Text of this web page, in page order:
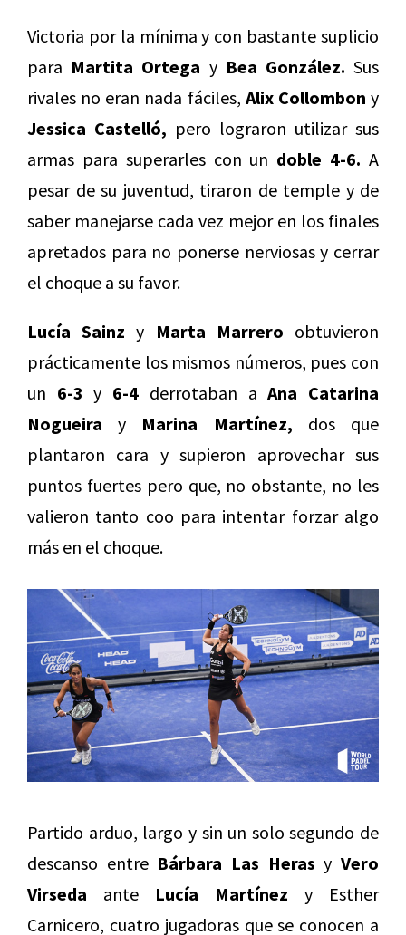
Victoria por la mínima y con bastante suplicio
para Martita Ortega y Bea González. Sus
rivales no eran nada fáciles, Alix Collombon y
Jessica Castelló, pero lograron utilizar sus
armas para superarles con un doble 4-6. A
pesar de su juventud, tiraron de temple y de
saber manejarse cada vez mejor en los finales
apretados para no ponerse nerviosas y cerrar
el choque a su favor.
Lucía Sainz y Marta Marrero obtuvieron
prácticamente los mismos números, pues con
un 6-3 y 6-4 derrotaban aAna Catarina
Nogueira y Marina Martínez, dos que
plantaron cara y supieron aprovechar sus
puntos fuertes pero que, no obstante, no les
valieron tanto coo para intentar forzar algo
más en el choque.
Partido arduo, largo y sin un solo segundo de
descanso entre Bárbara Las Heras yVero
Virseda ante Lucía Martínez y Esther
Carnicero, cuatro jugadoras que se conocen a